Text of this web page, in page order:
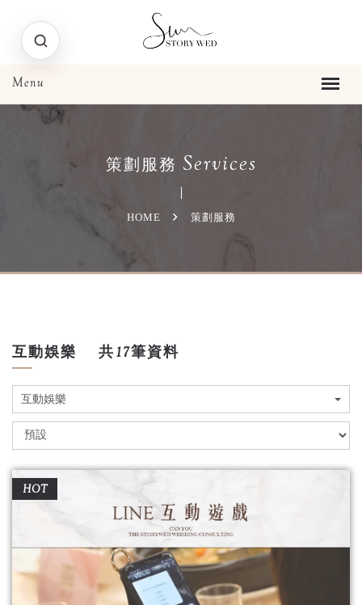
策劃服務 Services
HOME 策劃服務
互動娛樂 共17筆資料
互動娛樂
HOT